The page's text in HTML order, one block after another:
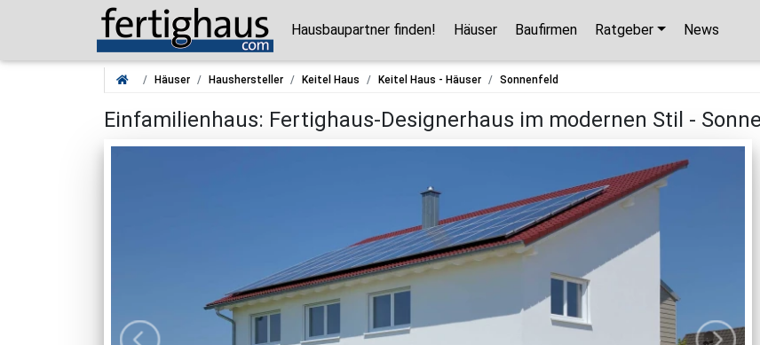
Hausbaupartner finden!
Mit wenigen Klicks hilft Ihnen unser Assistent,
unverbindlicher Kontakt
kostenlose Kataloge
zuverlässige Hersteller
Hausbaupartner finden! Häuser Baufirmen Ratgeber News
Häuser Haushersteller Keitel Haus Keitel Haus - Häuser Sonnenfeld
Einfamilienhaus: Fertighaus-Designerhaus im modernen Stil -